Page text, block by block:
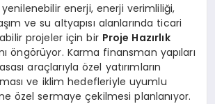
enerji, enerji verimliliği,
ve su altyapısı alanlarında ticari
projeler için bir Proje Hazırlık
öngörüyor. Karma finansman yapıları
araçlarıyla özel yatırımların
ve iklim hedefleriyle uyumlu
özel sermaye çekilmesi planlanıyor.